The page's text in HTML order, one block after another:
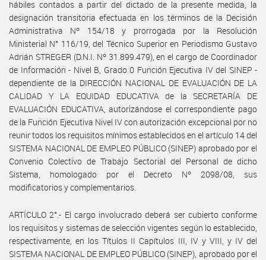
hábiles contados a partir del dictado de la presente medida, la
designación transitoria efectuada en los términos de la Decisión
Administrativa Nº 154/18 y prorrogada por la Resolución
Ministerial N° 116/19, del Técnico Superior en Periodismo Gustavo
Adrián STREGER (D.N.I. Nº 31.899.479), en el cargo de Coordinador
de Información - Nivel B, Grado 0 Función Ejecutiva IV del SINEP -
dependiente de la DIRECCIÓN NACIONAL DE EVALUACIÓN DE LA
CALIDAD Y LA EQUIDAD EDUCATIVA de la SECRETARÍA DE
EVALUACIÓN EDUCATIVA, autorizándose el correspondiente pago
de la Función Ejecutiva Nivel IV con autorización excepcional por no
reunir todos los requisitos mínimos establecidos en el artículo 14 del
SISTEMA NACIONAL DE EMPLEO PÚBLICO (SINEP) aprobado por el
Convenio Colectivo de Trabajo Sectorial del Personal de dicho
Sistema, homologado por el Decreto Nº 2098/08, sus
modificatorios y complementarios.
ARTÍCULO 2°.- El cargo involucrado deberá ser cubierto conforme
los requisitos y sistemas de selección vigentes según lo establecido,
respectivamente, en los Títulos II Capítulos III, IV y VIII, y IV del
SISTEMA NACIONAL DE EMPLEO PÚBLICO (SINEP), aprobado por el